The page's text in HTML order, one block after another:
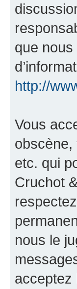
que nous
http://
Vous
obscène,
etc. qui
Cruchot
nous le
acceptez